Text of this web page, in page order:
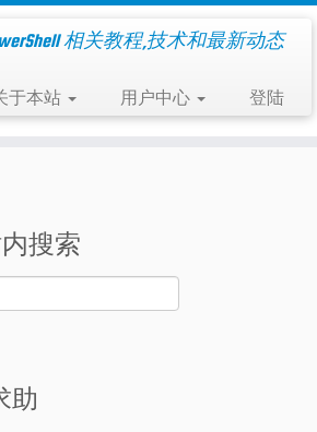
相关教程,技术和最新动态
于本站 用户中心 登陆
搜索
助